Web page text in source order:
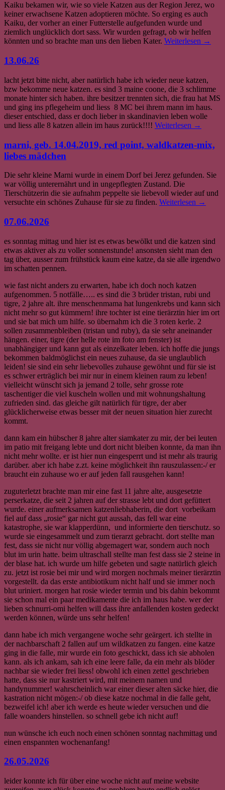
Kaiku bekamen wir, wie so viele Katzen aus der Region Jerez, wo
keiner erwachsene Katzen adoptieren möchte. So erging es auch
Kaiku, der vorher an einer Futterstelle aufgefunden wurde und
ziemlich unglücklich dort sass. Wir wurden gefragt, ob wir helfen
könnten und so brachte man uns den lieben Kater. Weiterlesen →
13.06.26
lacht jetzt bitte nicht, aber natürlich habe ich wieder neue katzen,
bzw bekomme neue katzen. es sind 3 maine coone, die 3 schlimme
monate hinter sich haben. ihre besitzer trennten sich, die frau hat MS
und ging ins pflegeheim und liess 8 MC bei ihrem mann im haus.
dieser entschied, dass er doch lieber in skandinavien leben wolle
und liess alle 8 katzen allein im haus zurück!!!! Weiterlesen →
marni, geb. 14.04.2019, red point, waldkatzen-mix,
liebes mädchen
Die sehr kleine Marni wurde in einem Dorf bei Jerez gefunden. Sie
war völlig unterernährt und in ungepflegten Zustand. Die
Tierschützerin die sie aufnahm peppelte sie liebevoll wieder auf und
versuchte ein schönes Zuhause für sie zu finden. Weiterlesen →
07.06.2026
es sonntag mittag und hier ist es etwas bewölkt und die katzen sind
etwas aktiver als zu voller sonnenstunde! ansonsten sieht man den
tag über, ausser zum frühstück kaum eine katze, da sie alle irgendwo
im schatten pennen.
wie fast nicht anders zu erwarten, habe ich doch noch katzen
aufgenommen. 5 notfälle….. es sind die 3 brüder tristan, rubi und
tigre, 2 jahre alt. ihre menschenmama hat lungenkrebs und kann sich
nicht mehr so gut kümmern! ihre tochter ist eine tierärztin hier im ort
und sie bat mich um hilfe. so übernahm ich die 3 roten kerle. 2
sollen zusammenbleiben (tristan und ruby), da sie sehr aneinander
hängen. einer, tigre (der helle rote im foto am fenster) ist
unabhängiger und kann gut als einzelkater leben. ich hoffe die jungs
bekommen baldmöglichst ein neues zuhause, da sie unglaublich
leiden! sie sind ein sehr liebevolles zuhause gewöhnt und für sie ist
es schwer erträglich bei mir nur in einem kleinen raum zu leben!
vielleicht wünscht sich ja jemand 2 tolle, sehr grosse rote
taschentiger die viel kuscheln wollen und mit wohnungshaltung
zufrieden sind. das gleiche gilt natürlich für tigre, der aber
glücklicherweise etwas besser mit der neuen situation hier zurecht
kommt.
dann kam ein hübscher 8 jahre alter siamkater zu mir, der bei leuten
im patio mit freigang lebte und dort nicht bleiben konnte, da man ihn
nicht mehr wollte. er ist hier nun eingesperrt und ist mehr als traurig
darüber. aber ich habe z.zt. keine möglichkeit ihn rauszulassen:-/ er
braucht ein zuhause wo er auf jeden fall rausgehen kann!
zuguterletzt brachte man mir eine fast 11 jahre alte, ausgesetzte
perserkatze, die seit 2 jahren auf der strasse lebt und dort gefüttert
wurde. einer aufmerksamen katzenliebhaberin, die dort vorbeikam
fiel auf dass „rosie“ gar nicht gut aussah, das fell war eine
katastrophe, sie war klapperdünn, und informierte den tierschutz. so
wurde sie eingesammelt und zum tierarzt gebracht. dort stellte man
fest, dass sie nicht nur völlig abgemagert war, sondern auch noch
blut im urin hatte. beim ultraschall stellte man fest dass sie 2 steine in
der blase hat. ich wurde um hilfe gebeten und sagte natürlich gleich
zu. jetzt ist rosie bei mir und wird morgen nochmals meiner tierärztin
vorgestellt. da das erste antibiotikum nicht half und sie immer noch
blut uriniert. morgen hat rosie wieder termin und bis dahin bekommt
sie schon mal ein paar medikamente die ich im haus habe. wer der
lieben schnurri-omi helfen will dass ihre anfallenden kosten gedeckt
werden können, würde uns sehr helfen!
dann habe ich mich vergangene woche sehr geärgert. ich stellte in
der nachbarschaft 2 fallen auf um wildkatzen zu fangen. eine katze
ging in die falle, mir wurde ein foto geschickt, dass ich sie abholen
kann. als ich ankam, sah ich eine leere falle, da ein mehr als blöder
nachbar sie wieder frei liess! obwohl ich einen zettel geschrieben
hatte, dass sie nur kastriert wird, mit meinem namen und
handynummer! wahrscheinlich war einer dieser alten säcke hier, die
kastration nicht mögen:-/ ob diese katze nochmal in die falle geht,
bezweifel ich! aber ich werde es heute wieder versuchen und die
falle woanders hinstellen. so schnell gebe ich nicht auf!
nun wünsche ich euch noch einen schönen sonntag nachmittag und
einen enspannten wochenanfang!
26.05.2026
leider konnte ich für über eine woche nicht auf meine website